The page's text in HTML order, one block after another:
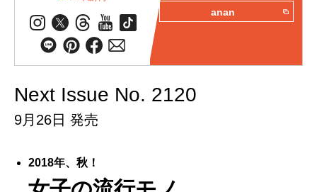
anan
Next Issue No. 2120
9月26日 発売
2018年、秋！